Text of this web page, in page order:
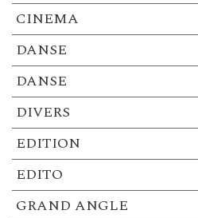
CINEMA
DANSE
DANSE
DIVERS
EDITION
EDITO
GRAND ANGLE